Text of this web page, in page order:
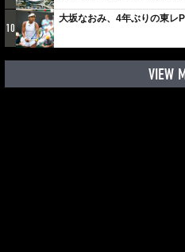
10
大坂なおみ、4年ぶりの東レ
VIEW